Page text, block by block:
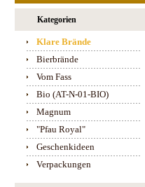
Kategorien
Klare Brände
Bierbrände
Vom Fass
Bio (AT-N-01-BIO)
Magnum
"Pfau Royal"
Geschenkideen
Verpackungen